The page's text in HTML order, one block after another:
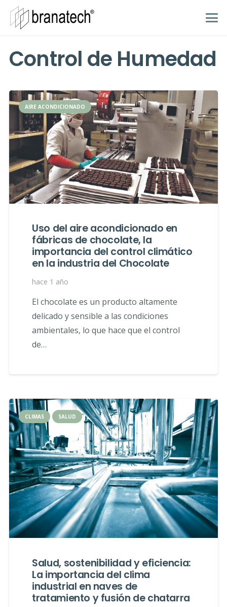
Control de Humedad
AIRE ACONDICIONADO
Uso del aire acondicionado en
fábricas de chocolate, la
importancia del control climático
en la industria del Chocolate
hace 1 año
El chocolate es un producto altamente
delicado y sensible a las condiciones
ambientales, lo que hace que el control
de…
CLIMAS SALUD
Salud, sostenibilidad y eficiencia:
La importancia del clima
industrial en naves de
tratamiento y fusión de chatarra